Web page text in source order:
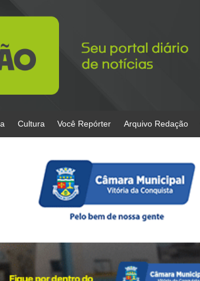
Cultura Você Repórter Arquivo Redação